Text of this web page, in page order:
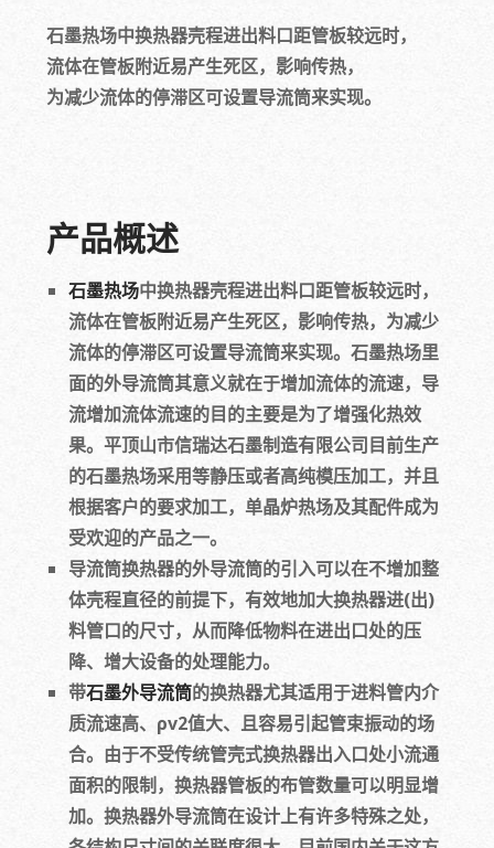
石墨热场中换热器壳程进出料口距管板较远时，
流体在管板附近易产生死区，影响传热，
为减少流体的停滞区可设置导流筒来实现。
产品概述
石墨热场中换热器壳程进出料口距管板较远时，
流体在管板附近易产生死区，影响传热，为减少
流体的停滞区可设置导流筒来实现。石墨热场里
面的外导流筒其意义就在于增加流体的流速，导
流增加流体流速的目的主要是为了增强化热效
果。平顶山市信瑞达石墨制造有限公司目前生产
的石墨热场采用等静压或者高纯模压加工，并且
根据客户的要求加工，单晶炉热场及其配件成为
受欢迎的产品之一。
导流筒换热器的外导流筒的引入可以在不增加整
体壳程直径的前提下，有效地加大换热器进(出)
料管口的尺寸，从而降低物料在进出口处的压
降、增大设备的处理能力。
带石墨外导流筒的换热器尤其适用于进料管内介
质流速高、ρv2值大、且容易引起管束振动的场
合。由于不受传统管壳式换热器出入口处小流通
面积的限制，换热器管板的布管数量可以明显增
加。换热器外导流筒在设计上有许多特殊之处，